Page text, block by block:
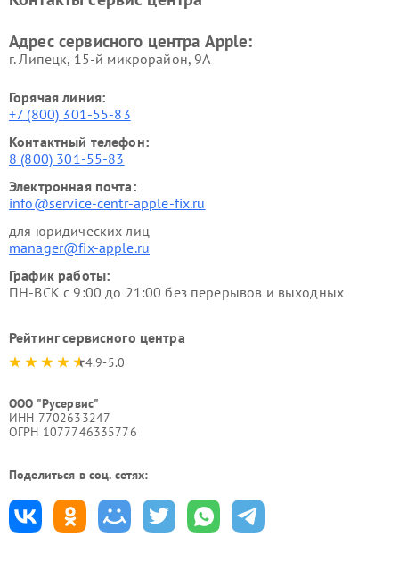
Адрес сервисного центра Apple:
г. Липецк, 15-й микрорайон, 9А
Горячая линия:
+7 (800) 301-55-83
Контактный телефон:
8 (800) 301-55-83
Электронная почта:
info@service-centr-apple-fix.ru
для юридических лиц
manager@fix-apple.ru
График работы:
ПН-ВСК с 9:00 до 21:00 без перерывов и выходных
Рейтинг сервисного центра
4.9-5.0
ООО "Русервис"
ИНН 7702633247
ОГРН 1077746335776
Поделиться в соц. сетях: